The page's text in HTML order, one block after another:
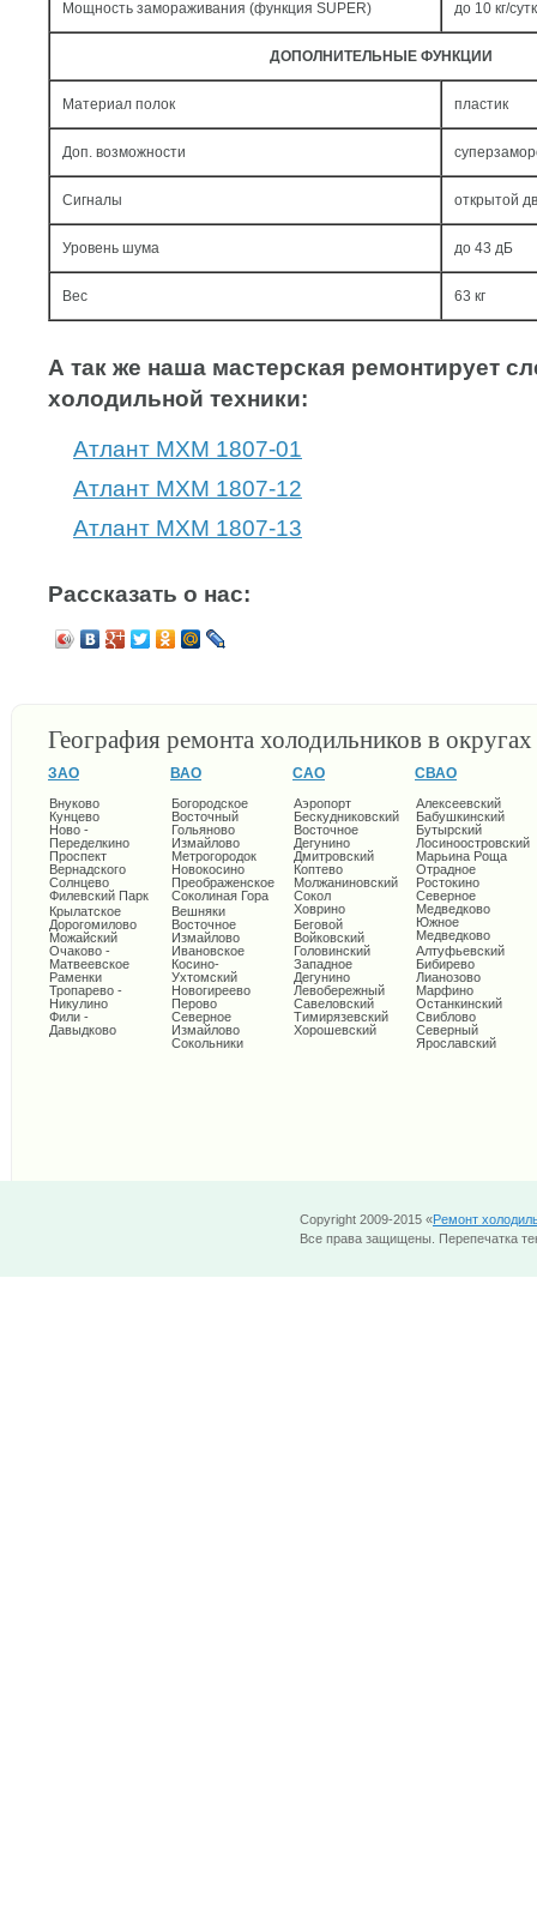
Мощность замораживания (функция SUPER) до 10 кг/
ДОПОЛНИТЕЛЬНЫЕ ФУНКЦИИ
Материал полок пластик
Доп. возможности
Сигналы открытой
Уровень шума до 43 дБ
Вес 63 кг
А так же наша мастерская ремонтирует
холодильной техники:
Атлант МХМ 1807-01
Атлант МХМ 1807-12
Атлант МХМ 1807-13
Рассказать о нас:
География ремонта холодильников в
ЗАО
Внуково
Кунцево
Ново -
Переделкино
Проспект
Вернадского
Солнцево
Филевский Парк
Крылатское
Дорогомилово
Можайский
Очаково -
Матвеевское
Раменки
Тропарево -
Никулино
Фили -
Давыдково
ВАО
Богородское
Восточный
Гольяново
Измайлово
Метрогородок
Новокосино
Преображенское
Соколиная Гора
Вешняки
Восточное
Измайлово
Ивановское
Косино-
Ухтомский
Новогиреево
Перово
Северное
Измайлово
Сокольники
САО
Аэропорт
Бескудниковский
Восточное
Дегунино
Дмитровский
Коптево
Молжаниновский
Сокол
Ховрино
Беговой
Войковский
Головинский
Западное
Дегунино
Левобережный
Савеловский
Тимирязевский
Хорошевский
СВАО
Алексеевский
Бабушкинский
Бутырский
Лосиноостровский
Марьина Роща
Отрадное
Ростокино
Северное
Медведково
Южное
Медведково
Алтуфьевский
Бибирево
Лианозово
Марфино
Останкинский
Свиблово
Северный
Ярославский
Copyright 2009-2015 «Ремонт
Все права защищены. Перепечатка